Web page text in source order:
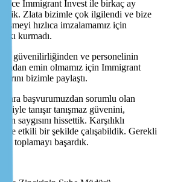
önce Immigrant Invest ile birkaç ay
Zlata bizimle çok ilgilendi ve bize
hızlıca imzalamamız için
kurmadı.
güvenilirliğinden ve personelinin
emin olmamız için Immigrant
bizimle paylaştı.
başvurumuzdan sorumlu olan
tanışır tanışmaz güvenini,
saygısını hissettik. Karşılıklı
ve etkili bir şekilde çalışabildik. Gerekli
toplamayı başardık.